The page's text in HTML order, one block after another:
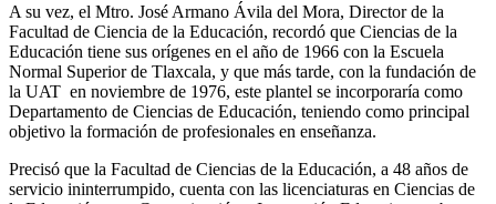
A su vez, el Mtro. José Armano Ávila del Mora, Director de la
Facultad de Ciencia de la Educación, recordó que Ciencias de la
Educación tiene sus orígenes en el año de 1966 con la Escuela
Normal Superior de Tlaxcala, y que más tarde, con la fundación de
la UAT en noviembre de 1976, este plantel se incorporaría como
Departamento de Ciencias de Educación, teniendo como principal
objetivo la formación de profesionales en enseñanza.
Precisó que la Facultad de Ciencias de la Educación, a 48 años de
servicio ininterrumpido, cuenta con las licenciaturas en Ciencias de